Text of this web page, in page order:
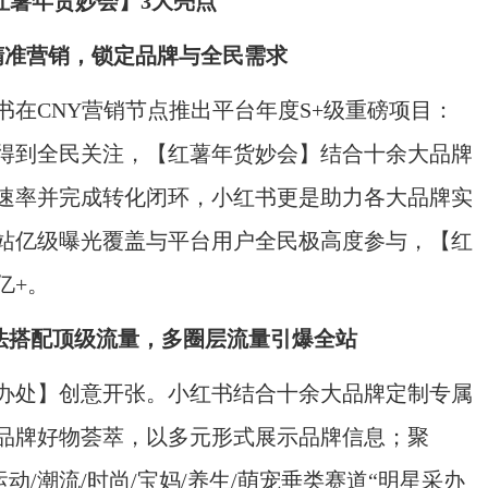
营销，锁定品牌与全民需求
CNY营销节点推出平台年度S+级重磅项目：
到全民关注，【红薯年货妙会】结合十余大品牌
率并完成转化闭环，小红书更是助力各大品牌实
亿级曝光覆盖与平台用户全民极高度参与，【红
。
搭配顶级流量，多圈层流量引爆全站
】创意开张。小红书结合十余大品牌定制专属
牌好物荟萃，以多元形式展示品牌信息；聚
/潮流/时尚/宝妈/养生/萌宠垂类赛道“明星采办